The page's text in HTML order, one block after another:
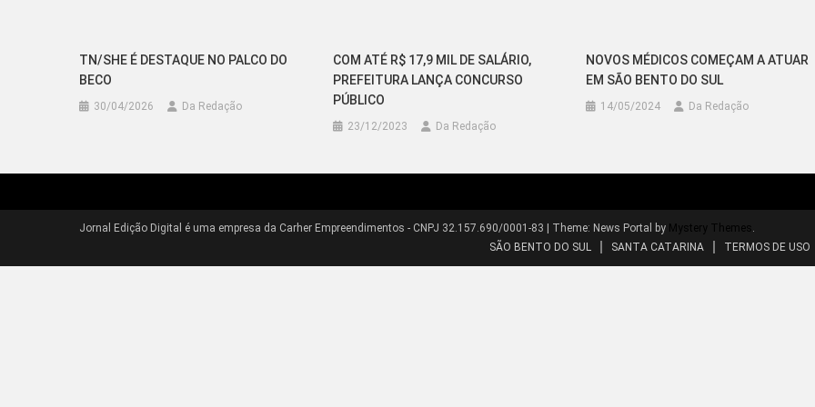
TN/SHE É DESTAQUE NO PALCO DO
BECO
30/04/2026 Da Redação
COM ATÉ R$ 17,9 MIL DE SALÁRIO,
PREFEITURA LANÇA CONCURSO
PÚBLICO
23/12/2023 Da Redação
NOVOS MÉDICOS COMEÇAM A ATUAR
EM SÃO BENTO DO SUL
14/05/2024 Da Redação
Jornal Edição Digital é uma empresa da Carher Empreendimentos - CNPJ 32.157.690/0001-83 | Theme: News Portal by Mystery Themes
SÃO BENTO DO SUL
SANTA CATARINA TERMOS DE USO